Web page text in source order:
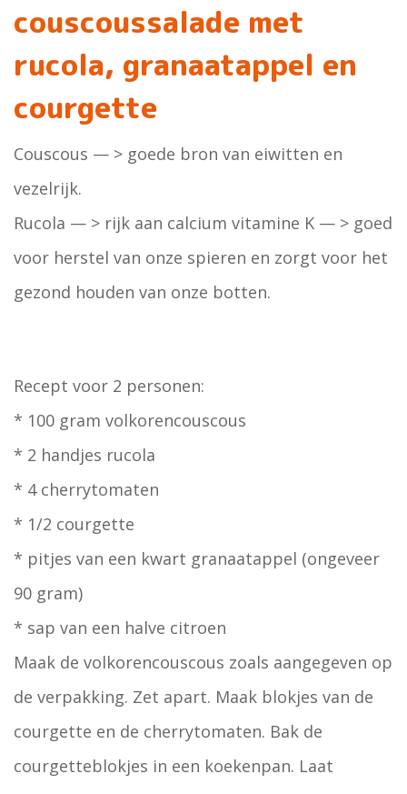
couscoussalade met
rucola, granaatappel en
courgette
Couscous — > goede bron van eiwitten en
vezelrijk.
Rucola — > rijk aan calcium vitamine K — > goed
voor herstel van onze spieren en zorgt voor het
gezond houden van onze botten.
Recept voor 2 personen:
* 100 gram volkorencouscous
* 2 handjes rucola
* 4 cherrytomaten
* 1/2 courgette
* pitjes van een kwart granaatappel (ongeveer
90 gram)
* sap van een halve citroen
Maak de volkorencouscous zoals aangegeven op
de verpakking. Zet apart. Maak blokjes van de
courgette en de cherrytomaten. Bak de
courgetteblokjes in een koekenpan. Laat